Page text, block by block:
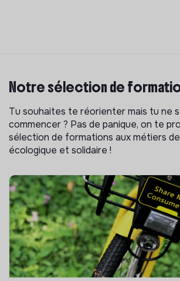
Notre sélection de
Tu souhaites te réorienter mais tu ne
commencer ? Pas de panique, on te
sélection de formations aux métiers
écologique et solidaire !